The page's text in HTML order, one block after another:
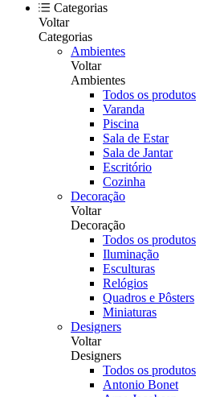
Categorias
Voltar
Categorias
Ambientes
Voltar
Ambientes
Todos os produtos
Varanda
Piscina
Sala de Estar
Sala de Jantar
Escritório
Cozinha
Decoração
Voltar
Decoração
Todos os produtos
Iluminação
Esculturas
Relógios
Quadros e Pôsters
Miniaturas
Designers
Voltar
Designers
Todos os produtos
Antonio Bonet